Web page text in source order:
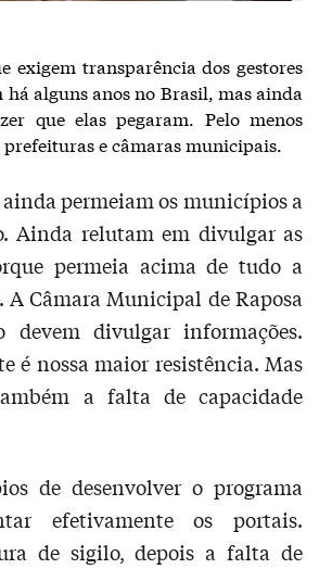
exigem transparência dos gestores
alguns anos no Brasil, mas ainda
que elas pegaram. Pelo menos
e câmaras municipais.
permeiam os municípios a
Ainda relutam em divulgar as
permeia acima de tudo a
Câmara Municipal de Raposa
devem divulgar informações.
é nossa maior resistência. Mas
a falta de capacidade
de desenvolver o programa
efetivamente os portais.
de sigilo, depois a falta de